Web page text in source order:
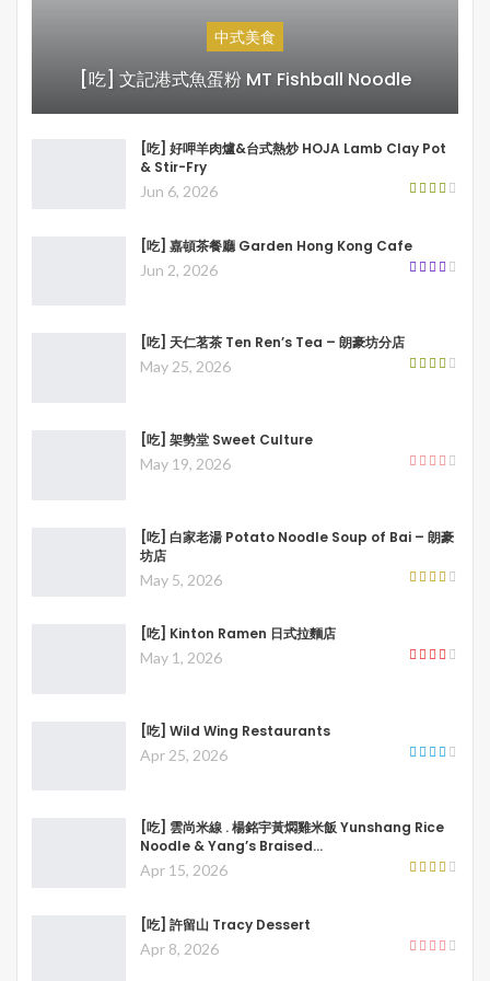
中式美食
[吃] 文記港式魚蛋粉 MT Fishball Noodle
[吃] 好呷羊肉爐&台式熱炒 HOJA Lamb Clay Pot
& Stir-Fry
Jun 6, 2026
[吃] 嘉頓茶餐廳 Garden Hong Kong Cafe
Jun 2, 2026
[吃] 天仁茗茶 Ten Ren’s Tea – 朗豪坊分店
May 25, 2026
[吃] 架勢堂 Sweet Culture
May 19, 2026
[吃] 白家老湯 Potato Noodle Soup of Bai – 朗豪
坊店
May 5, 2026
[吃] Kinton Ramen 日式拉麵店
May 1, 2026
[吃] Wild Wing Restaurants
Apr 25, 2026
[吃] 雲尚米線 . 楊銘宇黃燜雞米飯 Yunshang Rice
Noodle & Yang’s Braised…
Apr 15, 2026
[吃] 許留山 Tracy Dessert
Apr 8, 2026